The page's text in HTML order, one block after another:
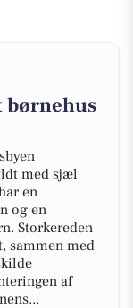
børnehus
med sjæl
en
og en
Storkereden
sammen med
af